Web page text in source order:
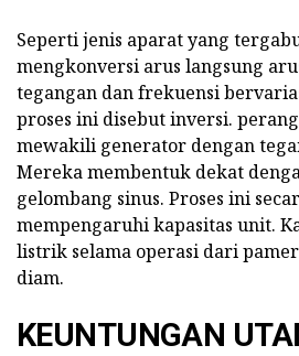
Seperti jenis aparat yang
mengkonversi arus langsung
tegangan dan frekuensi
proses ini disebut inversi.
mewakili generator dengan
Mereka membentuk dekat
gelombang sinus. Proses ini
mempengaruhi kapasitas unit.
listrik selama operasi dari
diam.
KEUNTUNGAN